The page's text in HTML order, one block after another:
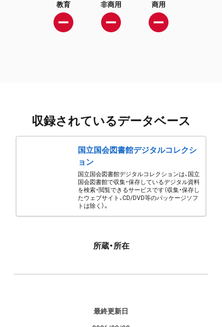
教育 非商用 商用
収録されているデータベース
国立国会図書館デジタルコレクシ
ョン
国立国会図書館デジタルコレクションは、国立
国会図書館で収集・保存しているデジタル資料
を検索・閲覧できるサービスです（収集・保存し
たウェブサイト、CD/DVD等のパッケージソフ
トは除く）。
所蔵・所在
最終更新日